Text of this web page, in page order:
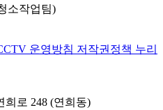
소작업팀)
운영방침 저작권정책 누리
희로 248 (연희동)